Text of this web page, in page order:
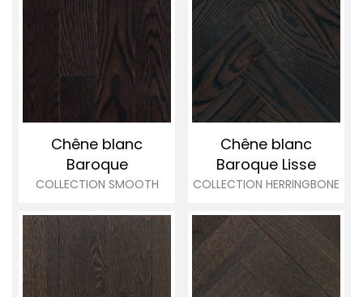
Chêne blanc
Baroque
COLLECTION SMOOTH
Chêne blanc
Baroque Lisse
COLLECTION HERRINGBONE